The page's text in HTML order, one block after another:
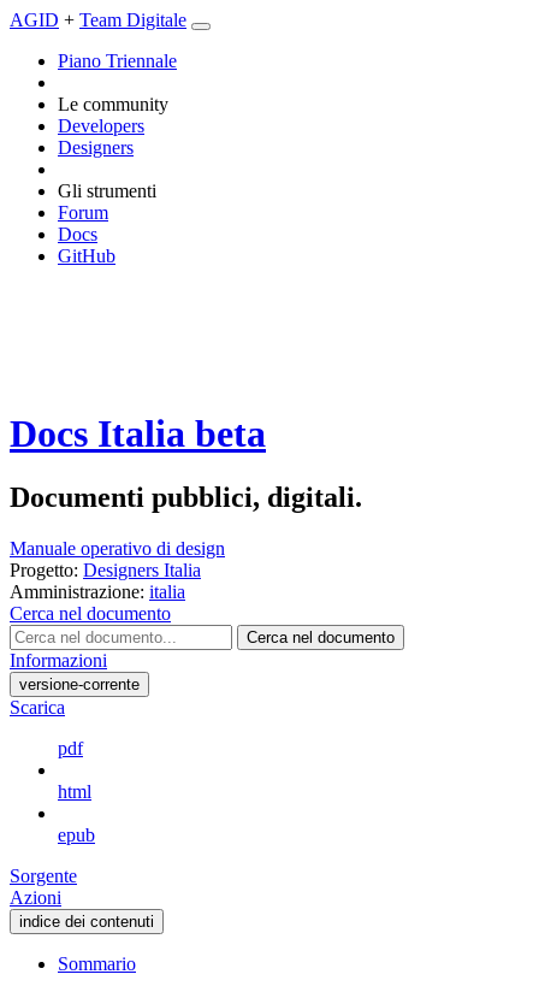
AGID + Team Digitale
Piano Triennale
Le community
Developers
Designers
Gli strumenti
Forum
Docs
GitHub
Docs Italia beta
Documenti pubblici, digitali.
Manuale operativo di design
Progetto: Designers Italia
Amministrazione: italia
Cerca nel documento
Cerca nel documento
Informazioni
versione-corrente
Scarica
pdf
html
epub
Sorgente
Azioni
indice dei contenuti
Sommario